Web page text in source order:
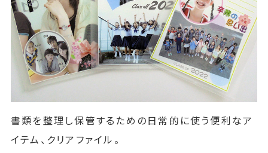
書類を整理し保管するための日常的に使う便利なア
イテム、クリアファイル。